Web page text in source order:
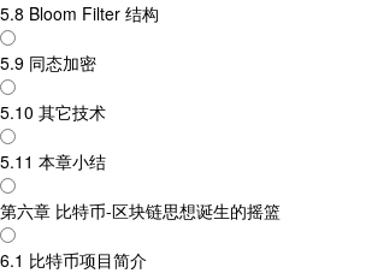
5.8 Bloom Filter 结构
5.9 同态加密
5.10 其它技术
5.11 本章小结
第六章 比特币-区块链思想诞生的摇篮
6.1 比特币项目简介